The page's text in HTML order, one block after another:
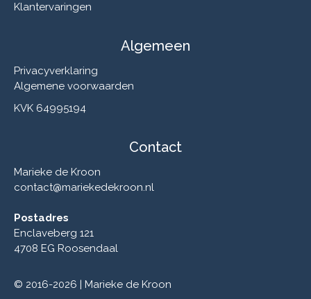
Klantervaringen
Algemeen
Privacyverklaring
Algemene voorwaarden
KVK 64995194
Contact
Marieke de Kroon
contact@mariekedekroon.nl
Postadres
Enclaveberg 121
4708 EG Roosendaal
© 2016-2026 | Marieke de Kroon